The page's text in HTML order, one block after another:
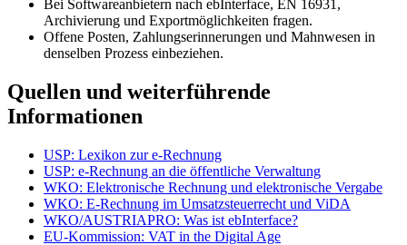
Bei Softwareanbietern nach ebInterface, EN 16931,
Archivierung und Exportmöglichkeiten fragen.
Offene Posten, Zahlungserinnerungen und Mahnwesen in
denselben Prozess einbeziehen.
Quellen und weiterführende
Informationen
USP: Lexikon zur e-Rechnung
USP: e-Rechnung an die öffentliche Verwaltung
WKO: Elektronische Rechnung und elektronische Vergabe
WKO: E-Rechnung im Umsatzsteuerrecht und ViDA
WKO/AUSTRIAPRO: Was ist ebInterface?
EU-Kommission: VAT in the Digital Age